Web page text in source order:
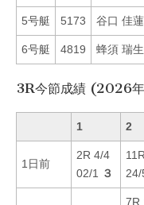
5号艇 5173 谷口 佳蓮
6号艇 4819 蜂須 瑞生
3R今節成績 (2026
1 2
1日前
2R 4/4
02/1
３
24/
7R